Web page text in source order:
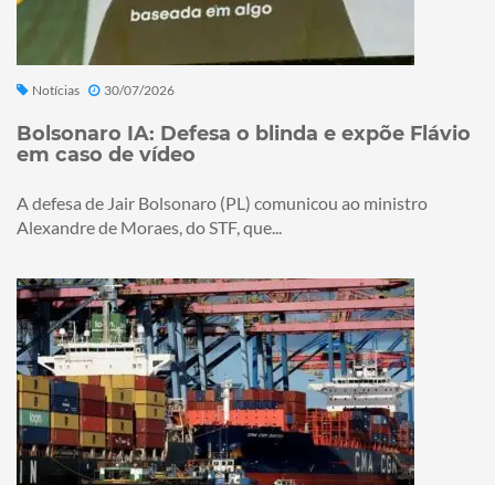
Notícias 30/07/2026
Bolsonaro IA: Defesa o blinda e expõe Flávio
em caso de vídeo
A defesa de Jair Bolsonaro (PL) comunicou ao ministro
Alexandre de Moraes, do STF, que...